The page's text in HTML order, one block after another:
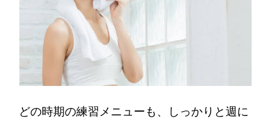
どの時期の練習メニューも、しっかりと週に